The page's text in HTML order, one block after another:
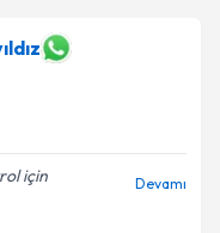
için
Devamı